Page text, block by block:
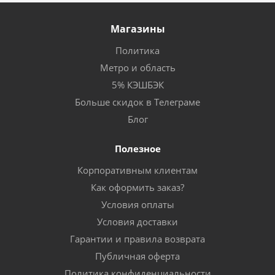
Магазины
Политика
Метро и область
5% КЭШБЭК
Больше скидок в Телеграме
Блог
Полезное
Корпоративным клиентам
Как оформить заказ?
Условия оплаты
Условия доставки
Гарантии и правила возврата
Публичная оферта